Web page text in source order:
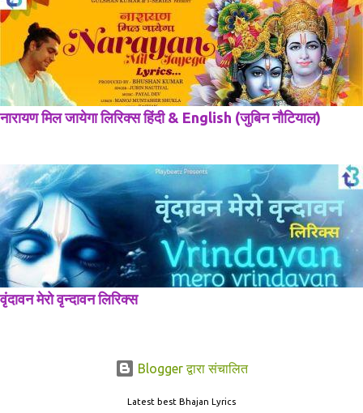
नारायण मिल जायेगा लिरिक्स हिंदी & English (जुबिन नौटियाल)
वृंदावन मेरो वृन्दावन लिरिक्स
Blogger द्वारा संचालित
Latest best Bhajan Lyrics